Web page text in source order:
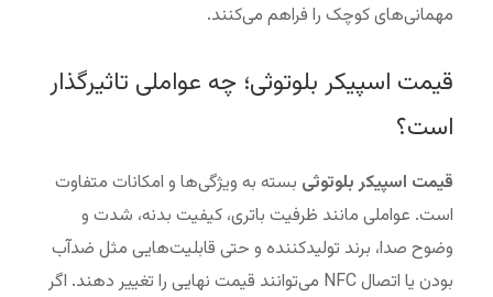
مهمانی‌های کوچک را فراهم می‌کنند.
قیمت اسپیکر بلوتوثی؛ چه عواملی تاثیرگذار
است؟
قیمت اسپیکر بلوتوثی بسته به ویژگی‌ها و امکانات متفاوت
است. عواملی مانند ظرفیت باتری، کیفیت بدنه، شدت و
وضوح صدا، برند تولیدکننده و حتی قابلیت‌هایی مثل ضدآب
بودن یا اتصال NFC می‌توانند قیمت نهایی را تغییر دهند. اگر